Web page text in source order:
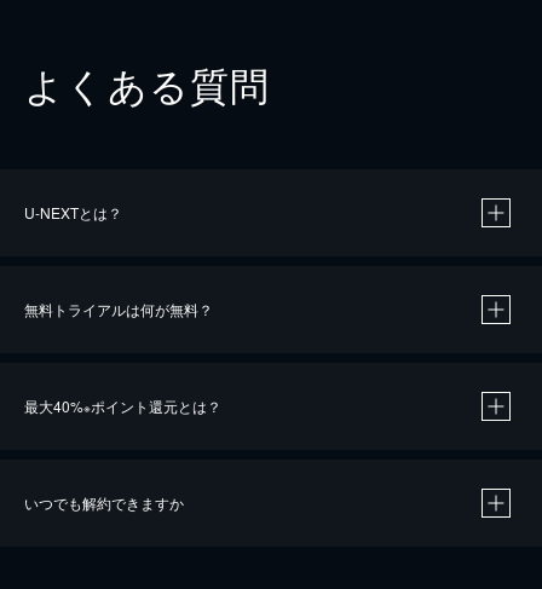
よくある質問
U-NEXTとは？
無料トライアルは何が無料？
最大40%※ポイント還元とは？
いつでも解約できますか